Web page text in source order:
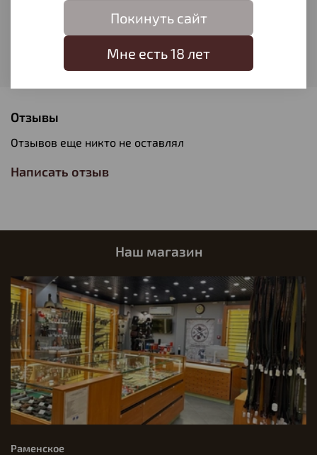
Super Vinchi
Отзывы
Отзывов еще никто не оставлял
Написать отзыв
Наш магазин
Раменское
Покинуть сайт
Мне есть 18 лет